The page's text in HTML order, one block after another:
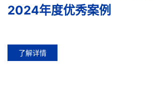
2024年度优秀案例
了解详情